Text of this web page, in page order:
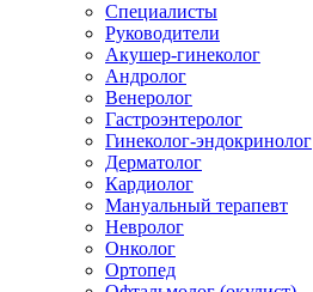
Специалисты
Руководители
Акушер-гинеколог
Андролог
Венеролог
Гастроэнтеролог
Гинеколог-эндокринолог
Дерматолог
Кардиолог
Мануальный терапевт
Невролог
Онколог
Ортопед